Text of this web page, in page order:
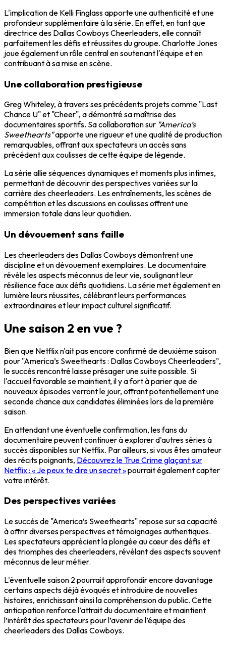
L'implication de Kelli Finglass apporte une authenticité et une
profondeur supplémentaire à la série. En effet, en tant que
directrice des Dallas Cowboys Cheerleaders, elle connaît
parfaitement les défis et réussites du groupe. Charlotte Jones
joue également un rôle central en soutenant l'équipe et en
contribuant à sa mise en scène.
Une collaboration prestigieuse
Greg Whiteley, à travers ses précédents projets comme "Last
Chance U" et "Cheer", a démontré sa maîtrise des
documentaires sportifs. Sa collaboration sur "America’s
Sweethearts"apporte une rigueur et une qualité de production
remarquables, offrant aux spectateurs un accès sans
précédent aux coulisses de cette équipe de légende.
La série allie séquences dynamiques et moments plus intimes,
permettant de découvrir des perspectives variées sur la
carrière des cheerleaders. Les entraînements, les scènes de
compétition et les discussions en coulisses offrent une
immersion totale dans leur quotidien.
Un dévouement sans faille
Les cheerleaders des Dallas Cowboys démontrent une
discipline et un dévouement exemplaires. Le documentaire
révèle les aspects méconnus de leur vie, soulignant leur
résilience face aux défis quotidiens. La série met également en
lumière leurs réussites, célébrant leurs performances
extraordinaires et leur impact culturel significatif.
Une saison 2 en vue ?
Bien que Netflix n'ait pas encore confirmé de deuxième saison
pour "America’s Sweethearts : Dallas Cowboys Cheerleaders",
le succès rencontré laisse présager une suite possible. Si
l'accueil favorable se maintient, il y a fort à parier que de
nouveaux épisodes verront le jour, offrant potentiellement une
seconde chance aux candidates éliminées lors de la première
saison.
En attendant une éventuelle confirmation, les fans du
documentaire peuvent continuer à explorer d'autres séries à
succès disponibles sur Netflix. Par ailleurs, si vous êtes amateur
des récits poignants, Découvrez le True Crime glaçant sur
Netflix : « Je peux te dire un secret »pourrait également capter
votre intérêt.
Des perspectives variées
Le succès de "America’s Sweethearts" repose sur sa capacité
à offrir diverses perspectives et témoignages authentiques.
Les spectateurs apprécient la plongée au cœur des défis et
des triomphes des cheerleaders, révélant des aspects souvent
méconnus de leur métier.
L'éventuelle saison 2 pourrait approfondir encore davantage
certains aspects déjà évoqués et introduire de nouvelles
histoires, enrichissant ainsi la compréhension du public. Cette
anticipation renforce l’attrait du documentaire et maintient
l’intérêt des spectateurs pour l’avenir de l’équipe des
cheerleaders des Dallas Cowboys.